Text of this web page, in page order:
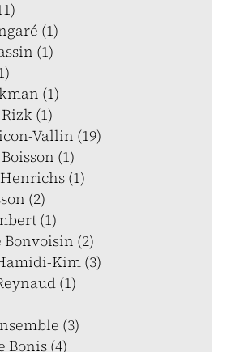
(1)
(1)
(1)
(1)
Vallin (19)
(1)
(1)
(2)
(1)
(2)
Kim (3)
(1)
(3)
Bonis (4)